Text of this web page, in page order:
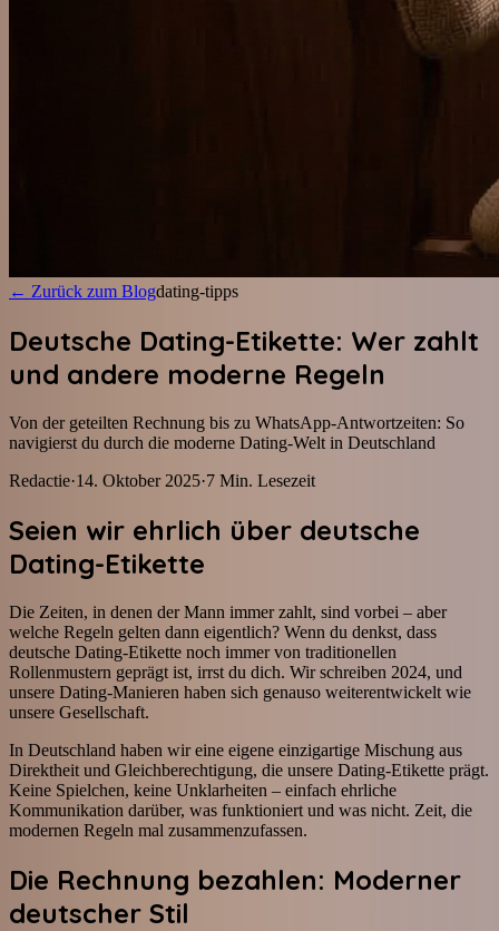
← Zurück zum Blogdating-tipps
Deutsche Dating-Etikette: Wer zahlt
und andere moderne Regeln
Von der geteilten Rechnung bis zu WhatsApp-Antwortzeiten: So
navigierst du durch die moderne Dating-Welt in Deutschland
Redactie·14. Oktober 2025·7 Min. Lesezeit
Seien wir ehrlich über deutsche
Dating-Etikette
Die Zeiten, in denen der Mann immer zahlt, sind vorbei – aber
welche Regeln gelten dann eigentlich? Wenn du denkst, dass
deutsche Dating-Etikette noch immer von traditionellen
Rollenmustern geprägt ist, irrst du dich. Wir schreiben 2024, und
unsere Dating-Manieren haben sich genauso weiterentwickelt wie
unsere Gesellschaft.
In Deutschland haben wir eine eigene einzigartige Mischung aus
Direktheit und Gleichberechtigung, die unsere Dating-Etikette prägt.
Keine Spielchen, keine Unklarheiten – einfach ehrliche
Kommunikation darüber, was funktioniert und was nicht. Zeit, die
modernen Regeln mal zusammenzufassen.
Die Rechnung bezahlen: Moderner
deutscher Stil